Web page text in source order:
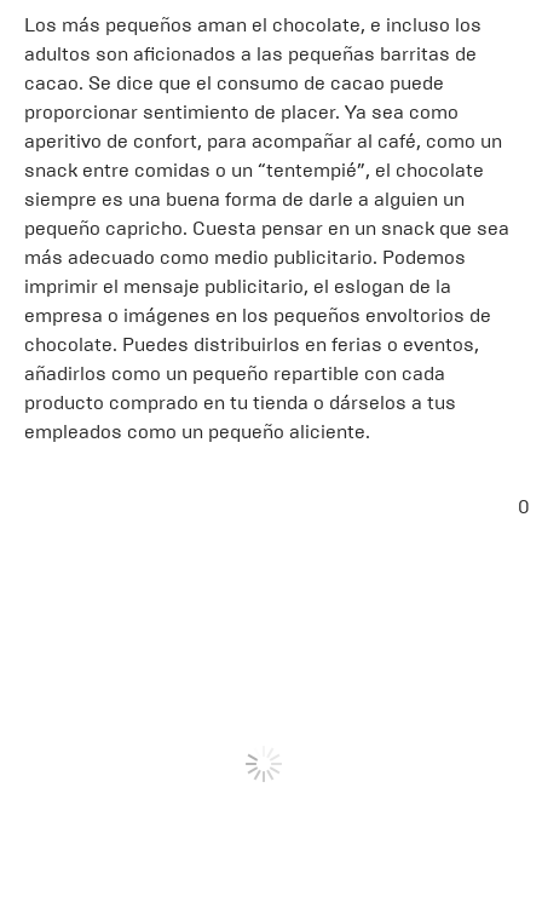
Los más pequeños aman el chocolate, e incluso los
adultos son aficionados a las pequeñas barritas de
cacao. Se dice que el consumo de cacao puede
proporcionar sentimiento de placer. Ya sea como
aperitivo de confort, para acompañar al café, como un
snack entre comidas o un “tentempié”, el chocolate
siempre es una buena forma de darle a alguien un
pequeño capricho. Cuesta pensar en un snack que sea
más adecuado como medio publicitario. Podemos
imprimir el mensaje publicitario, el eslogan de la
empresa o imágenes en los pequeños envoltorios de
chocolate. Puedes distribuirlos en ferias o eventos,
añadirlos como un pequeño repartible con cada
producto comprado en tu tienda o dárselos a tus
empleados como un pequeño aliciente.
0